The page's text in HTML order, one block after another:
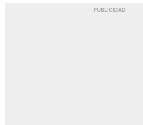
PUBLICIDAD